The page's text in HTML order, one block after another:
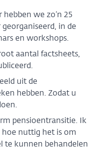
hebben we zo’n 25
in de
en workshops.
aantal factsheets,
uit de
hebben. Zodat u
pensioentransitie. Ik
hoe nuttig het is om
te kunnen behandelen